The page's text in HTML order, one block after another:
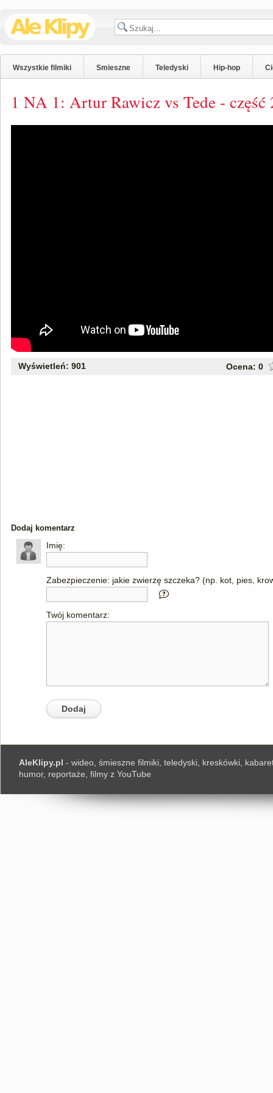
Wszystkie filmiki Smieszne Teledyski Hip-hop
1 NA 1: Artur Rawicz vs Tede - część
Wyświetleń: 901 Ocena: 0
Dodaj komentarz
Imię:
Zabezpieczenie: jakie zwierzę szczeka? (np. kot, pies,
Twój komentarz:
AleKlipy.pl - wideo, śmieszne filmiki, teledyski, kreskówki,
humor, reportaże, filmy z YouTube